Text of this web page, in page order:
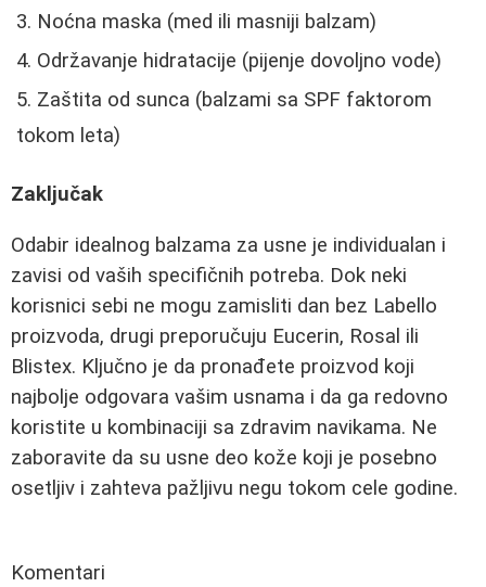
Noćna maska (med ili masniji balzam)
Održavanje hidratacije (pijenje dovoljno vode)
Zaštita od sunca (balzami sa SPF faktorom
tokom leta)
Zaključak
Odabir idealnog balzama za usne je individualan i
zavisi od vaših specifičnih potreba. Dok neki
korisnici sebi ne mogu zamisliti dan bez Labello
proizvoda, drugi preporučuju Eucerin, Rosal ili
Blistex. Ključno je da pronađete proizvod koji
najbolje odgovara vašim usnama i da ga redovno
koristite u kombinaciji sa zdravim navikama. Ne
zaboravite da su usne deo kože koji je posebno
osetljiv i zahteva pažljivu negu tokom cele godine.
Komentari